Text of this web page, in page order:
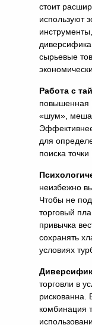
стоит
используют
сырьевые
Работа с
повышенная
«шум»,
для
поиска точки
неизбежно
Чтобы не
торговый
привычка
сохранять
условиях
торговли в
рискованна.
комбинация